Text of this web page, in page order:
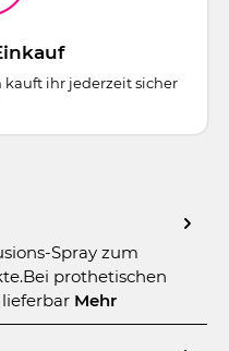
ihr jederzeit sicher
Spray zum
prothetischen
Mehr